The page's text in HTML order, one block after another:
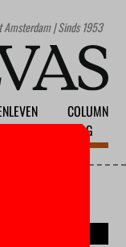
| Sinds 1953
COLUMN
BLOG